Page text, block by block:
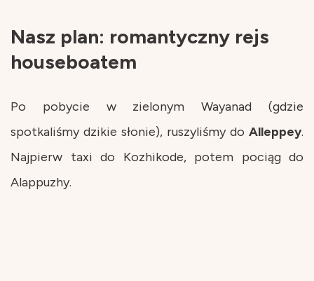
Nasz plan: romantyczny rejs
houseboatem
Po pobycie w zielonym Wayanad (gdzie
spotkaliśmy dzikie słonie), ruszyliśmy do Alleppey.
Najpierw taxi do Kozhikode, potem pociąg do
Alappuzhy.